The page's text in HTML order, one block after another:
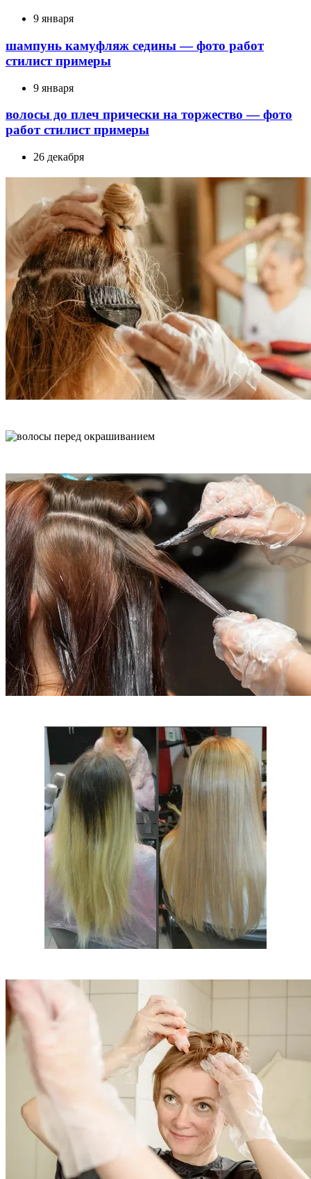
9 января
шампунь камуфляж седины — фото работ
стилист примеры
9 января
волосы до плеч прически на торжество — фото
работ стилист примеры
26 декабря